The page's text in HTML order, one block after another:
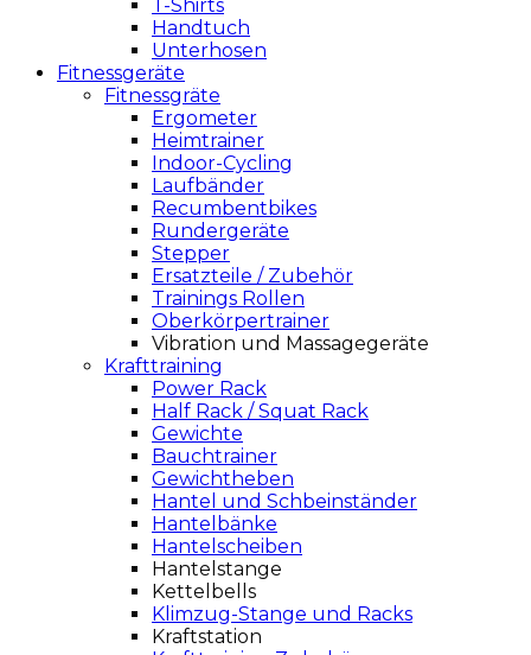
T-Shirts
Handtuch
Unterhosen
Fitnessgeräte
Fitnessgräte
Ergometer
Heimtrainer
Indoor-Cycling
Laufbänder
Recumbentbikes
Rundergeräte
Stepper
Ersatzteile / Zubehör
Trainings Rollen
Oberkörpertrainer
Vibration und Massagegeräte
Krafttraining
Power Rack
Half Rack / Squat Rack
Gewichte
Bauchtrainer
Gewichtheben
Hantel und Schbeinständer
Hantelbänke
Hantelscheiben
Hantelstange
Kettelbells
Klimzug-Stange und Racks
Kraftstation